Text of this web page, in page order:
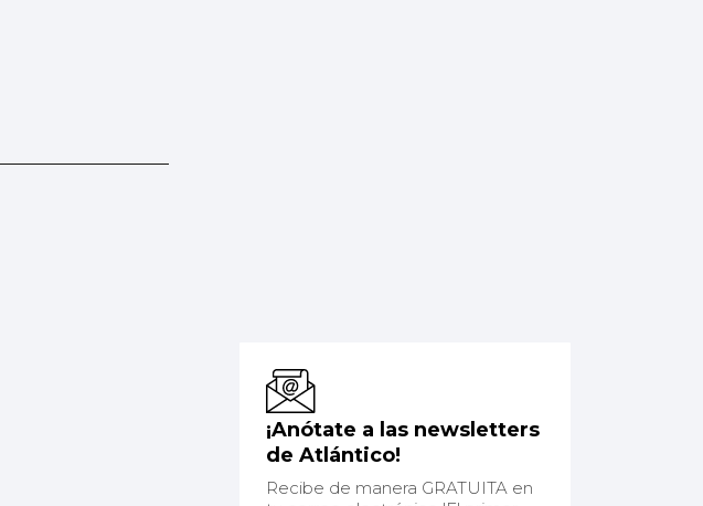
¡Anótate a las newsletters
de Atlántico!
Recibe de manera GRATUITA en